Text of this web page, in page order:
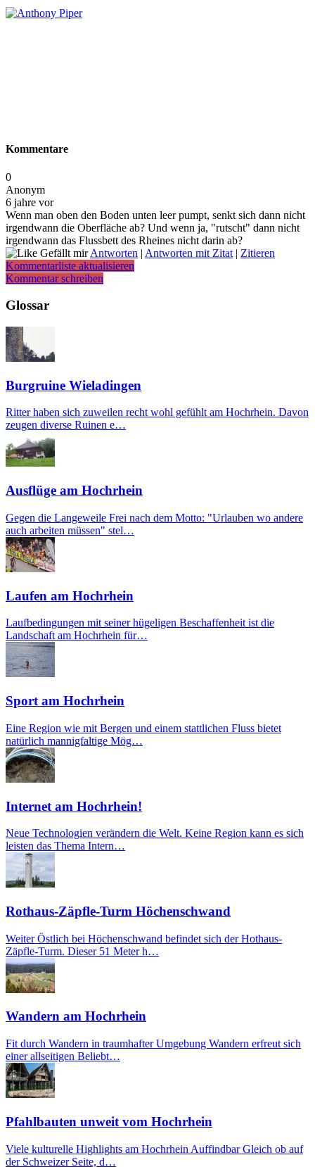
Kommentare
0
Anonym
6 jahre vor
Wenn man oben den Boden unten leer pumpt, senkt sich dann nicht
irgendwann die Oberfläche ab? Und wenn ja, "rutscht" dann nicht
irgendwann das Flussbett des Rheines nicht darin ab?
Gefällt mirAntworten | Antworten mit Zitat | Zitieren
Kommentarliste aktualisieren
Kommentar schreiben
Glossar
Burgruine Wieladingen
Ritter haben sich zuweilen recht wohl gefühlt am Hochrhein. Davon
zeugen diverse Ruinen e…
Ausflüge am Hochrhein
Gegen die Langeweile Frei nach dem Motto: "Urlauben wo andere
auch arbeiten müssen" stel…
Laufen am Hochrhein
Laufbedingungen mit seiner hügeligen Beschaffenheit ist die
Landschaft am Hochrhein für…
Sport am Hochrhein
Eine Region wie mit Bergen und einem stattlichen Fluss bietet
natürlich mannigfaltige Mög…
Internet am Hochrhein!
Neue Technologien verändern die Welt. Keine Region kann es sich
leisten das Thema Intern…
Rothaus-Zäpfle-Turm Höchenschwand
Weiter Östlich bei Höchenschwand befindet sich der Hothaus-
Zäpfle-Turm. Dieser 51 Meter h…
Wandern am Hochrhein
Fit durch Wandern in traumhafter Umgebung Wandern erfreut sich
einer allseitigen Beliebt…
Pfahlbauten unweit vom Hochrhein
Viele kulturelle Highlights am Hochrhein Auffindbar Gleich ob auf
der Schweizer Seite, d…